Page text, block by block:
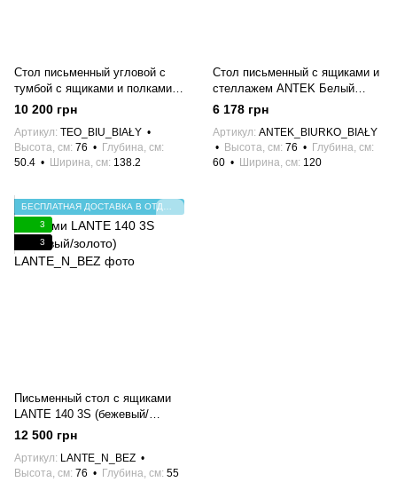
Стол письменный угловой с
тумбой с ящиками и полками
Тео Белый Meble Laski
10 200 грн
Артикул TEO_BIU_BIAŁY
Высота, см 76
Глубина, см
50.4
Ширина, см 138.2
Стол письменный с ящиками и
стеллажем ANTEK Белый
Meble Laski
6 178 грн
Артикул ANTEK_BIURKO_BIAŁY
Высота, см 76
Глубина, см
60
Ширина, см 120
3
3
Письменный стол с ящиками
LANTE 140 3S (бежевый/
золото)
12 500 грн
Артикул
LANTE_N_BEZ
Высота, см 76 Глубина, см 55